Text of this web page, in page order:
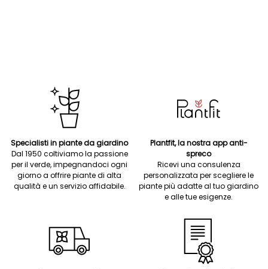
Specialisti in piante da giardino
Dal 1950 coltiviamo la passione
per il verde, impegnandoci ogni
giorno a offrire piante di alta
qualità e un servizio affidabile.
Plantfit, la nostra app anti-
spreco
Ricevi una consulenza
personalizzata per scegliere le
piante più adatte al tuo giardino
e alle tue esigenze.